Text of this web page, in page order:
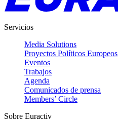
Servicios
Media Solutions
Proyectos Políticos Europeos
Eventos
Trabajos
Agenda
Comunicados de prensa
Members’ Circle
Sobre Euractiv